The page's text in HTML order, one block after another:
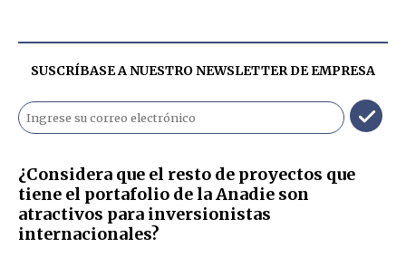
SUSCRÍBASE A NUESTRO NEWSLETTER DEEMPRESA
¿Considera que el resto de proyectos que
tiene el portafolio de la Anadie son
atractivos para inversionistas
internacionales?